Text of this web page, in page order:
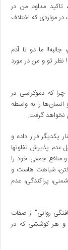
تاکید مداوم من در
در مواردی که اختلاف
ما دو تا آدم
نظر تو و من در مورد
که دموکراسی در
را به واسطه
نخواهد گرفت.
یکدیگر قرار داده و
عدم پذیرش تفاوتها
و منافع جمعی خود را
شباهت هاست و
پراکندگی، عدم
روانی” از صفات
و هر کوششی که در